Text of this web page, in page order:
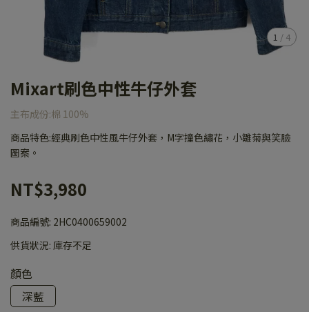
1 / 4
Mixart刷色中性牛仔外套
主布成份:棉 100%
商品特色:經典刷色中性風牛仔外套，M字撞色繡花，小雛菊與笑臉
圖案。
NT$3,980
商品編號: 2HC0400659002
供貨狀況: 庫存不足
顏色
深藍